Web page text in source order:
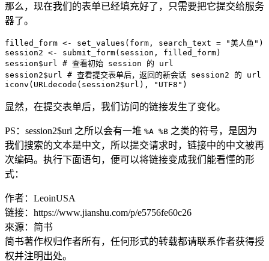
那么，现在我们的表单已经填充好了，只需要把它提交给服务
器了。
filled_form <- set_values(form, search_text = "美人鱼")
session2 <- submit_form(session, filled_form)
session$url # 查看初始 session 的 url
session2$url # 查看提交表单后，返回的新会话 session2 的 url
显然，在提交表单后，我们访问的链接发生了变化。
PS：session2$url 之所以会有一堆 %A %B 之类的符号，是因为
我们搜索的文本是中文，所以提交请求时，链接中的中文被再
次编码。执行下面语句，便可以将链接变成我们能看懂的形
式：
作者：LeoinUSA
链接：https://www.jianshu.com/p/e5756fe60c26
來源：简书
简书著作权归作者所有，任何形式的转载都请联系作者获得授
权并注明出处。